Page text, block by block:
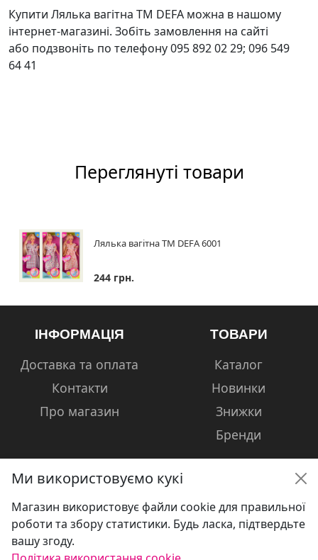
Купити Лялька вагітна ТМ DEFA можна в нашому
інтернет-магазині. Зобіть замовлення на сайті
або подзвоніть по телефону 095 892 02 29; 096 549
64 41
Переглянуті товари
Лялька вагітна ТМ DEFA 6001
244 грн.
ІНФОРМАЦІЯ
Доставка та оплата
Контакти
Про магазин
ТОВАРИ
Каталог
Новинки
Знижки
Бренди
КОНТАКТИ
Ми використовуємо кукі
Магазин використовує файли cookie для правильної
роботи та збору статистики. Будь ласка, підтвердьте
вашу згоду.